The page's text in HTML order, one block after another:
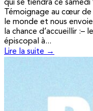
qui se tiendra ce samedi
Témoignage au cœur
le monde et nous
la chance d’accueillir :–
épiscopal à...
Lire la suite →